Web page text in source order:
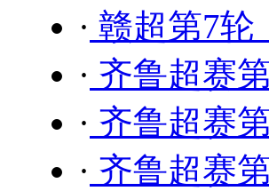
· 赣超第7
· 齐鲁超赛
· 齐鲁超赛
· 齐鲁超赛